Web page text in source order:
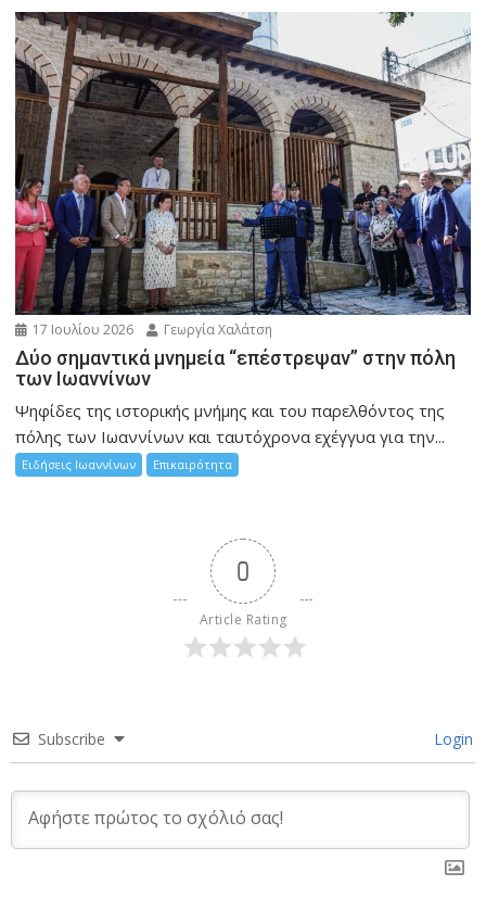
17 Ιουλίου 2026 Γεωργία Χαλάτση
Δύο σημαντικά μνημεία “επέστρεψαν” στην πόλη
των Ιωαννίνων
Ψηφίδες της ιστορικής μνήμης και του παρελθόντος της
πόλης των Ιωαννίνων και ταυτόχρονα εχέγγυα για την...
Ειδήσεις Ιωαννίνων Επικαιρότητα
0
Article Rating
Subscribe Login